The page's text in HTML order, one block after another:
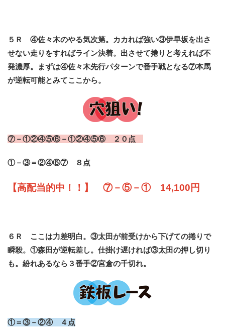
５Ｒ ④佐々木のやる気次第。カカれば強い③伊早坂を出さ
せない走りをすればライン決着。出させて捲りと考えれば不
発濃厚。まずは④佐々木先行パターンで番手戦となる⑦本馬
が逆転可能とみてここから。
⑦－①②④⑤⑥－①②④⑤⑥ ２０点
①－③＝②④⑥⑦ ８点
【高配当的中！！】 ⑦－⑤－① 14,100円
６Ｒ ここは力差明白。③太田が前受けから下げての捲りで
瞬殺。①森田が逆転差し。仕掛け遅ければ③太田の押し切り
も。紛れあるなら３番手②宮倉の千切れ。
①＝③－②④ ４点